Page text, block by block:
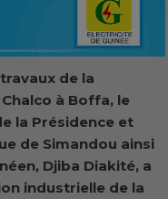
de la
à Boffa, le
la Présidence et
de Simandou ainsi
Djiba Diakité, a
industrielle de la